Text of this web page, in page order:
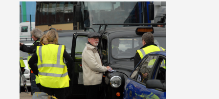
VACATURES
CONTACT
INFO@MATTHEEUWS.COM
+32 58 31 17 79
MY TRANSPORT